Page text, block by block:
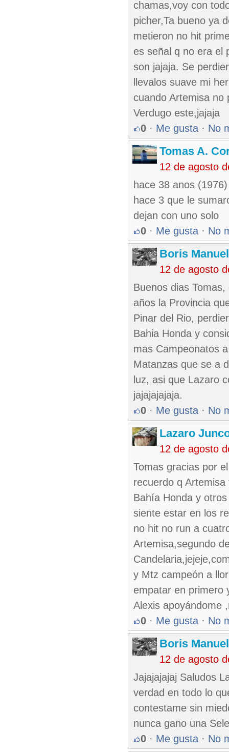
chamas,voy con
picher,Ta bueno ya
metieron no hit
es señal q no era el
son jajaja. Se
llevalos suave mi
cuando Artemisa no
Verdugo este,jajaja
0 · Me gusta · No
Tomas A.
12 de agosto
hace 38 anos
hace 3 que le
dejan con uno solo
0 · Me gusta · No
Boris
12 de agosto
Buenos dias
años la Provincia
Pinar del Rio,
Bahia Honda y
mas Campeonatos
Matanzas que se a
luz, asi que Lazaro
jajajajajaja.
0 · Me gusta · No
Lazaro
12 de agosto
Tomas gracias por
recuerdo q
Bahía Honda y
siente estar en los
no hit no run a
Artemisa,segundo
y Mtz campeón a
empatar en primero
Alexis apoyándome
0 · Me gusta · No
Boris
12 de agosto
Jajajajajaj Saludos
verdad en todo lo
contestame sin
nunca gano una
0 · Me gusta · No